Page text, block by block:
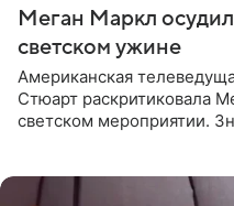
Меган Маркл
светском ужине
Американская
Стюарт раскритиковала
светском мероприятии.